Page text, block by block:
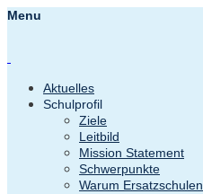
Menu
Aktuelles
Schulprofil
Ziele
Leitbild
Mission Statement
Schwerpunkte
Warum Ersatzschulen